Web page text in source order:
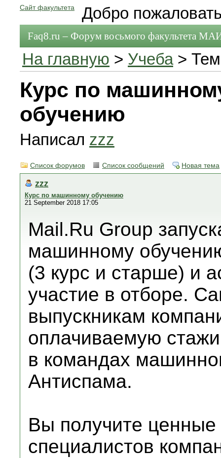
Сайт факультета Добро
Faq8.ru – Форум восьмого факультета
На главную > Учеба>
Курс по
обучению
Написал zzz
Список форумов Список сообщений Новая тема
zzz
Курс по машинному обучению
21 September 2018 17:05
Mail.Ru Group
машинному
(3 курс и старше) и
участие в отборе.
выпускникам
оплачиваемую
в командах
Антиспама.
Вы получите
специалистов